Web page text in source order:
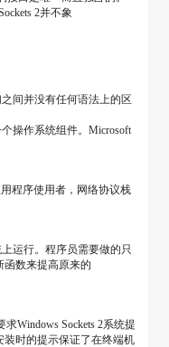
2并不象
间并没有任何语法上的区
操作系统组件。Microsoft
用程序使用者，网络协议栈
上运行。程序员需要做的只
函数来提高原来的
Windows Sockets 2系统提
装时的提示保证了在终端机